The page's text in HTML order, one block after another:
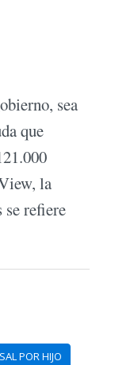
sea
que
la
se refiere
POR HIJO